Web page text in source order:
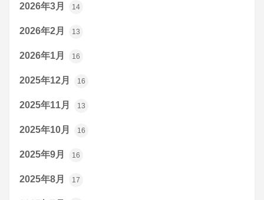
2026年3月 14
2026年2月 13
2026年1月 16
2025年12月 16
2025年11月 13
2025年10月 16
2025年9月 16
2025年8月 17